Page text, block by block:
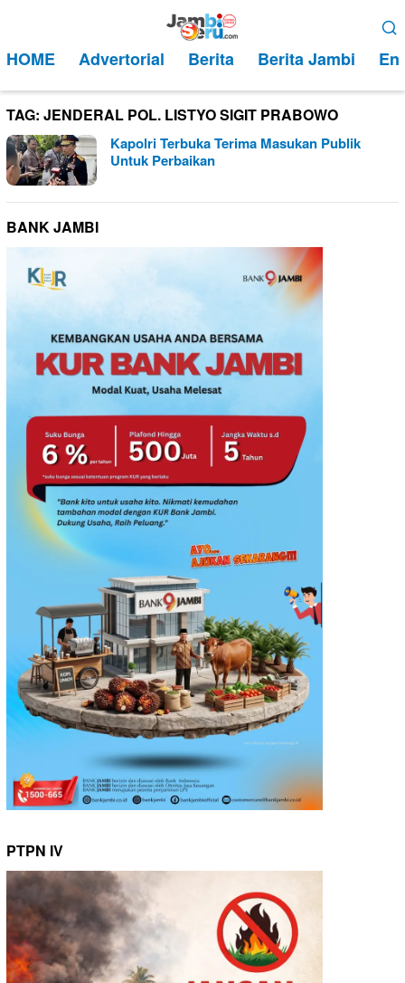
kontenMobile
HOME Advertorial Berita Berita Jambi
TAG: JENDERAL POL. LISTYO SIGIT PRABOWO
Kapolri Terbuka Terima Masukan Publik
Untuk Perbaikan
BANK JAMBI
PTPN IV